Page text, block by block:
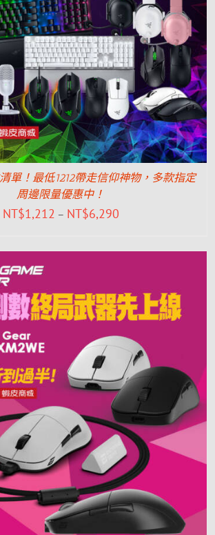
單！最低1212帶走信仰神物，多款指定
周邊限量優惠中！
NT$1,212 – NT$6,290